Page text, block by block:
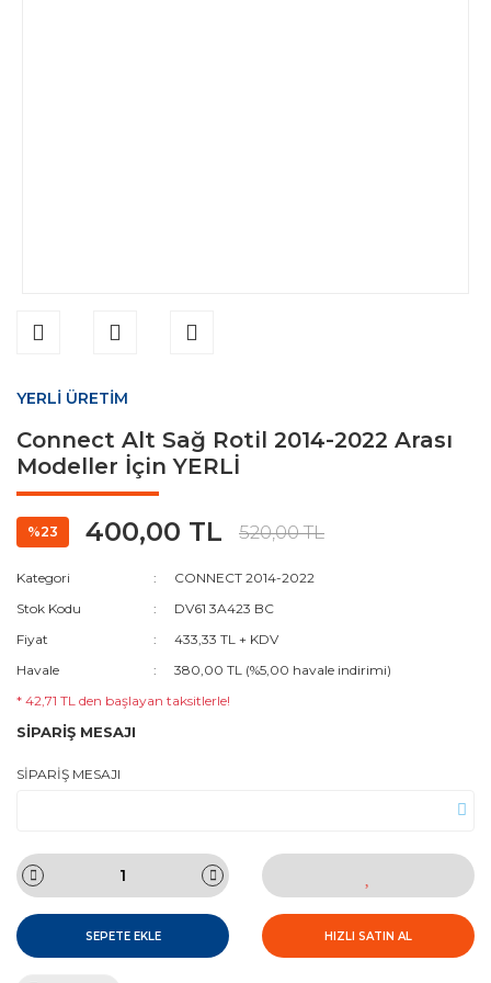
YERLİ ÜRETİM
Connect Alt Sağ Rotil 2014-2022 Arası
Modeller İçin YERLİ
%23 400,00 TL 520,00 TL
Kategori
CONNECT 2014-2022
Stok Kodu
DV61 3A423 BC
Fiyat
433,33 TL + KDV
Havale
380,00 TL (%5,00 havale indirimi)
* 42,71 TL den başlayan taksitlerle!
SİPARİŞ MESAJI
SİPARİŞ MESAJI
SEPETE EKLE HIZLI SATIN AL